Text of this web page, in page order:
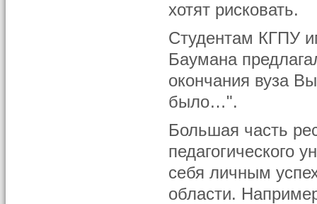
хотят рисковать.
Студентам КГПУ
Баумана
окончания вуза
было…".
Большая часть
педагогического
себя личным
области.